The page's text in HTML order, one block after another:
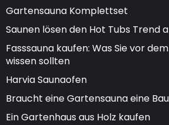
Gartensauna Komplettset
Saunen lösen den Hot Tubs Trend
Fasssauna kaufen: Was Sie vor
wissen sollten
Harvia Saunaofen
Braucht eine Gartensauna eine
Ein Gartenhaus aus Holz kaufen